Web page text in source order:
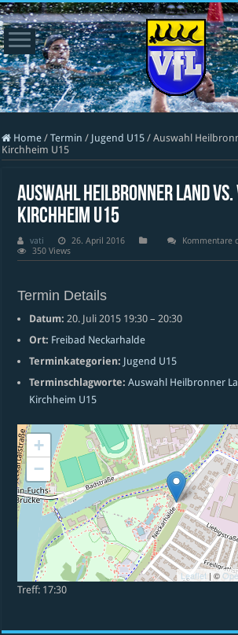
Home / Termin / Jugend U15 / Auswahl
Kirchheim U15
Auswahl Heilbronner Land vs.
Kirchheim U15
vati 26. April 2016 Kommentare
350 Views
Termin Details
Datum: 20. Juli 2015 19:30 –20:30
Ort: Freibad Neckarhalde
Terminkategorien: Jugend U15
Terminschlagworte: Auswahl Heilbronner
Kirchheim U15
+
−
Leaflet| ©
Treff: 17:30